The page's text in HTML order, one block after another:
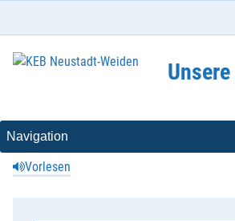
Vorlesen